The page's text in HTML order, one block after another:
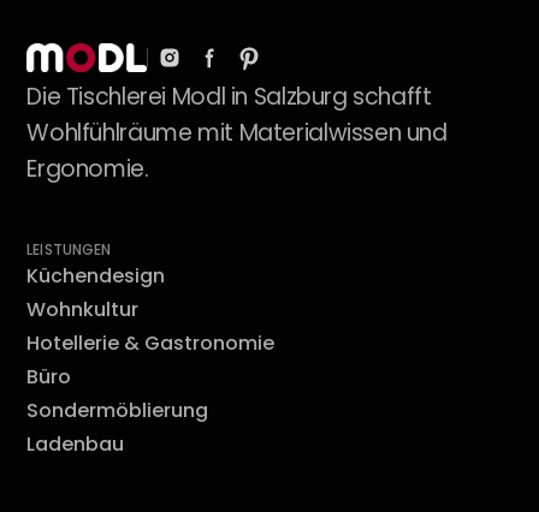
Die Tischlerei Modl in Salzburg schafft
Wohlfühlräume mit Materialwissen und
Ergonomie.
LEISTUNGEN
Küchendesign
Wohnkultur
Hotellerie & Gastronomie
Büro
Sondermöblierung
Ladenbau